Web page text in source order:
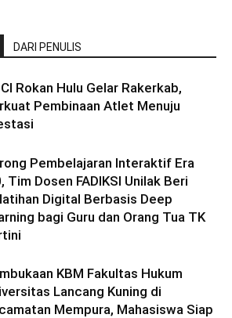
DARI PENULIS
Rokan Hulu Gelar Rakerkab,
Pembinaan Atlet Menuju
Pembelajaran Interaktif Era
Tim Dosen FADIKSI Unilak Beri
Digital Berbasis Deep
bagi Guru dan Orang Tua TK
KBM Fakultas Hukum
Lancang Kuning di
Mempura, Mahasiswa Siap